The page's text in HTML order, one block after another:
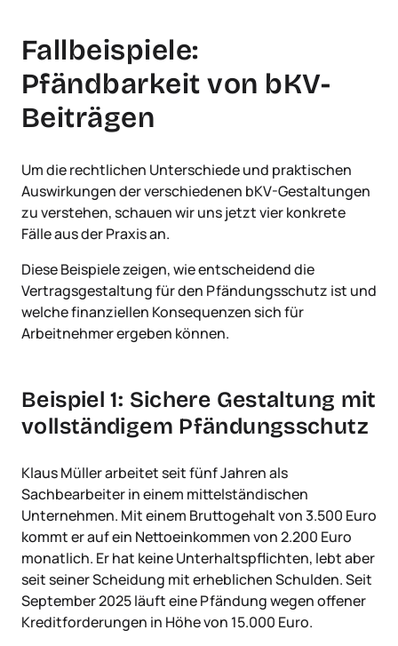
Fallbeispiele:
Pfändbarkeit von bKV-
Beiträgen
Um die rechtlichen Unterschiede und praktischen
Auswirkungen der verschiedenen bKV-Gestaltungen
zu verstehen, schauen wir uns jetzt vier konkrete
Fälle aus der Praxis an.
Diese Beispiele zeigen, wie entscheidend die
Vertragsgestaltung für den Pfändungsschutz ist und
welche finanziellen Konsequenzen sich für
Arbeitnehmer ergeben können.
Beispiel 1: Sichere Gestaltung mit
vollständigem Pfändungsschutz
Klaus Müller arbeitet seit fünf Jahren als
Sachbearbeiter in einem mittelständischen
Unternehmen. Mit einem Bruttogehalt von 3.500 Euro
kommt er auf ein Nettoeinkommen von 2.200 Euro
monatlich. Er hat keine Unterhaltspflichten, lebt aber
seit seiner Scheidung mit erheblichen Schulden. Seit
September 2025 läuft eine Pfändung wegen offener
Kreditforderungen in Höhe von 15.000 Euro.